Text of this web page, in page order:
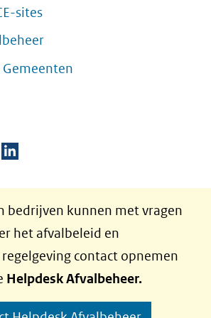
sites
Gemeenten
l
e
n
o
p
bedrijven kunnen met vragen
het afvalbeleid en
contact opnemen
Helpdesk Afvalbeheer.